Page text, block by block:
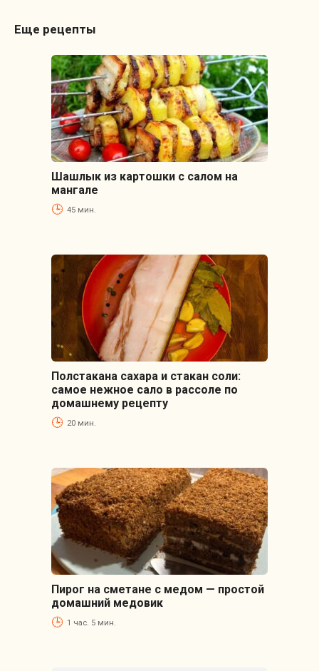
Еще рецепты
Шашлык из картошки с салом на
мангале
45 мин.
Полстакана сахара и стакан соли:
самое нежное сало в рассоле по
домашнему рецепту
20 мин.
Пирог на сметане с медом — простой
домашний медовик
1 час. 5 мин.